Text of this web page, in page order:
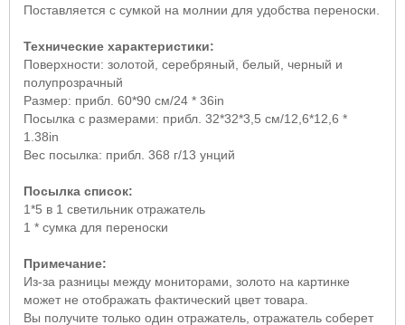
Поставляется с сумкой на молнии для удобства переноски.
Технические характеристики:
Поверхности: золотой, серебряный, белый, черный и
полупрозрачный
Размер: прибл. 60*90 см/24 * 36in
Посылка с размерами: прибл. 32*32*3,5 см/12,6*12,6 *
1.38in
Вес посылка: прибл. 368 г/13 унций
Посылка список:
1*5 в 1 светильник отражатель
1 * сумка для переноски
Примечание:
Из-за разницы между мониторами, золото на картинке
может не отображать фактический цвет товара.
Вы получите только один отражатель, отражатель соберет